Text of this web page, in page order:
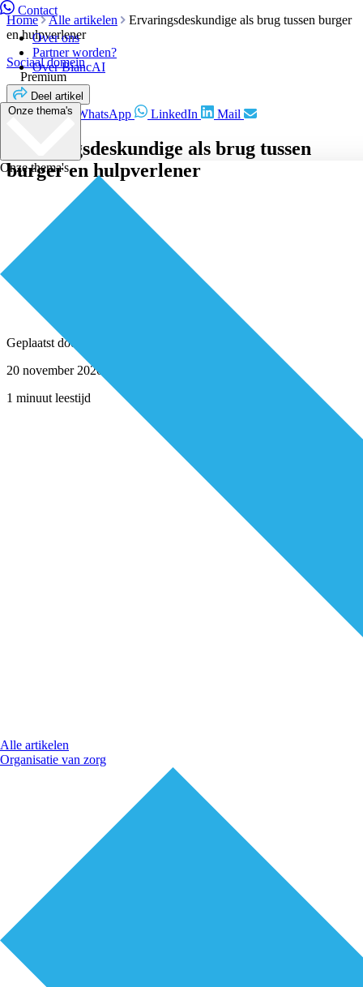
Contact
Over ons
Partner worden?
Over BiancAI
Onze thema's
Onze thema's
Alle artikelen
Organisatie van zorg
Home Alle artikelen
Ervaringsdeskundige als brug tussen burger
en hulpverlener
Sociaal domein
Premium
Deel artikel
Facebook WhatsApp LinkedIn Mail
Ervaringsdeskundige als brug tussen
burger en hulpverlener
Geplaatst door
20 november 2020
1 minuut leestijd